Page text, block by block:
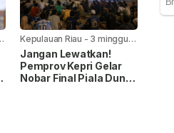
Kepulauan Riau - 3 minggu
yang lalu
Jangan Lewatkan!
Pemprov Kepri Gelar
Nobar Final Piala Dunia